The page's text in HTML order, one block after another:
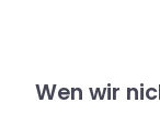
Wen wir